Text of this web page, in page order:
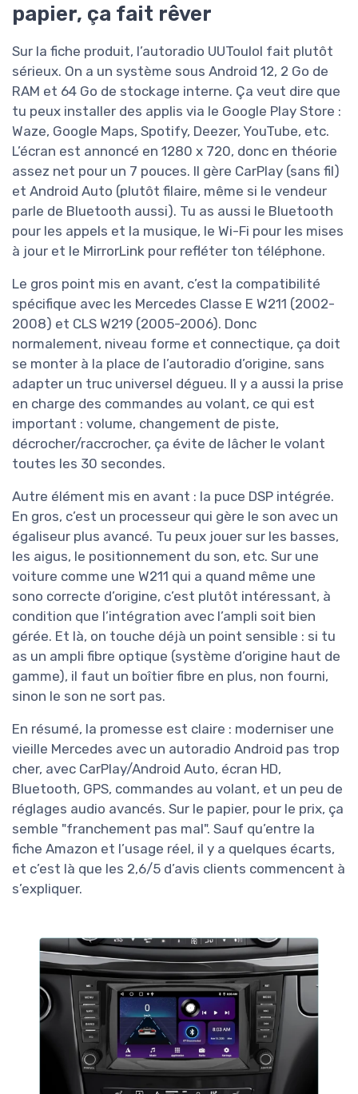
papier, ça fait rêver
Sur la fiche produit, l’autoradio UUTouIoI fait plutôt
sérieux. On a un système sous Android 12, 2 Go de
RAM et 64 Go de stockage interne. Ça veut dire que
tu peux installer des applis via le Google Play Store :
Waze, Google Maps, Spotify, Deezer, YouTube, etc.
L’écran est annoncé en 1280 x 720, donc en théorie
assez net pour un 7 pouces. Il gère CarPlay (sans fil)
et Android Auto (plutôt filaire, même si le vendeur
parle de Bluetooth aussi). Tu as aussi le Bluetooth
pour les appels et la musique, le Wi-Fi pour les mises
à jour et le MirrorLink pour refléter ton téléphone.
Le gros point mis en avant, c’est la compatibilité
spécifique avec les Mercedes Classe E W211 (2002-
2008) et CLS W219 (2005-2006). Donc
normalement, niveau forme et connectique, ça doit
se monter à la place de l’autoradio d’origine, sans
adapter un truc universel dégueu. Il y a aussi la prise
en charge des commandes au volant, ce qui est
important : volume, changement de piste,
décrocher/raccrocher, ça évite de lâcher le volant
toutes les 30 secondes.
Autre élément mis en avant : la puce DSP intégrée.
En gros, c’est un processeur qui gère le son avec un
égaliseur plus avancé. Tu peux jouer sur les basses,
les aigus, le positionnement du son, etc. Sur une
voiture comme une W211 qui a quand même une
sono correcte d’origine, c’est plutôt intéressant, à
condition que l’intégration avec l’ampli soit bien
gérée. Et là, on touche déjà un point sensible : si tu
as un ampli fibre optique (système d’origine haut de
gamme), il faut un boîtier fibre en plus, non fourni,
sinon le son ne sort pas.
En résumé, la promesse est claire : moderniser une
vieille Mercedes avec un autoradio Android pas trop
cher, avec CarPlay/Android Auto, écran HD,
Bluetooth, GPS, commandes au volant, et un peu de
réglages audio avancés. Sur le papier, pour le prix, ça
semble "franchement pas mal". Sauf qu’entre la
fiche Amazon et l’usage réel, il y a quelques écarts,
et c’est là que les 2,6/5 d’avis clients commencent à
s’expliquer.